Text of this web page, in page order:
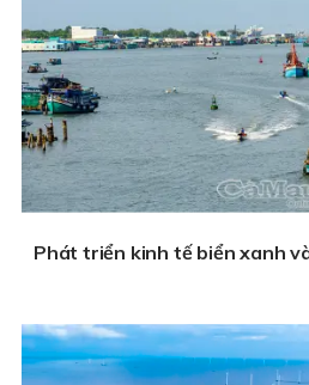
Phát triển kinh tế biển xanh